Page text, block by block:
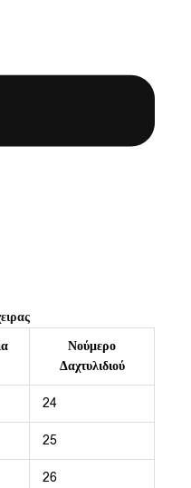
Νούμερο
Δαχτυλιδιού
24
25
26